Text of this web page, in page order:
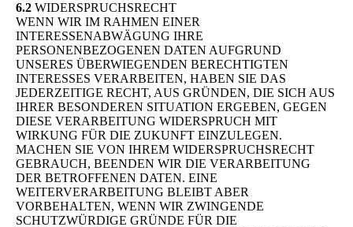
6.2 WIDERSPRUCHSRECHT
WENN WIR IM RAHMEN EINER
INTERESSENABWÄGUNG IHRE
PERSONENBEZOGENEN DATEN AUFGRUND
UNSERES ÜBERWIEGENDEN BERECHTIGTEN
INTERESSES VERARBEITEN, HABEN SIE DAS
JEDERZEITIGE RECHT, AUS GRÜNDEN, DIE SICH AUS
IHRER BESONDEREN SITUATION ERGEBEN, GEGEN
DIESE VERARBEITUNG WIDERSPRUCH MIT
WIRKUNG FÜR DIE ZUKUNFT EINZULEGEN.
MACHEN SIE VON IHREM WIDERSPRUCHSRECHT
GEBRAUCH, BEENDEN WIR DIE VERARBEITUNG
DER BETROFFENEN DATEN. EINE
WEITERVERARBEITUNG BLEIBT ABER
VORBEHALTEN, WENN WIR ZWINGENDE
SCHUTZWÜRDIGE GRÜNDE FÜR DIE